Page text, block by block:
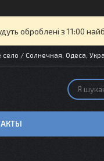
оброблені з 11:00
село / Солнечная, Одеса,